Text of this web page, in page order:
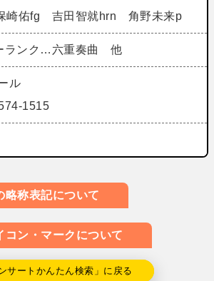
佑fg 吉田智就hrn 角野未来p
ランク…六重奏曲 他
ル
1515
略称表記について
コン・マークについて
サートかんたん検索」に戻る